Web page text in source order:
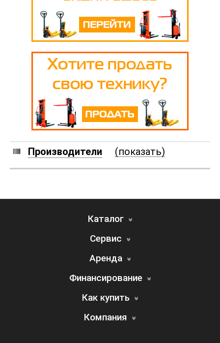
Производители (показать)
Каталог
Сервис
Аренда
Финансирование
Как купить
Компания